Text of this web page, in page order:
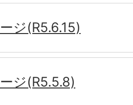
ジ(R5.6.15)
ジ(R5.5.8)